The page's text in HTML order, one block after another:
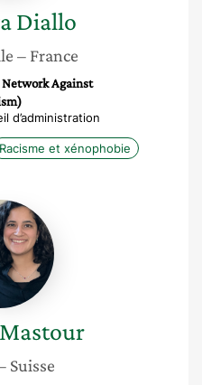
Diallo
– France
Network Against
d’administration
Racisme et xénophobie
Meriam
Mastour
Mastour
Suisse